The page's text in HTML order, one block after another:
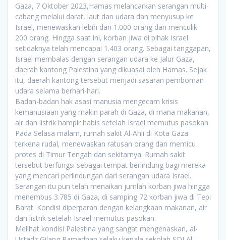
Gaza, 7 Oktober 2023,Hamas melancarkan serangan multi-
cabang melalui darat, laut dan udara dan menyusup ke
Israel, menewaskan lebih dari 1.000 orang dan menculik
200 orang. Hingga saat ini, korban jiwa di pihak Israel
setidaknya telah mencapai 1.403 orang. Sebagai tanggapan,
Israel membalas dengan serangan udara ke Jalur Gaza,
daerah kantong Palestina yang dikuasai oleh Hamas. Sejak
itu, daerah kantong tersebut menjadi sasaran pemboman
udara selama berhari-hari.
Badan-badan hak asasi manusia mengecam krisis
kemanusiaan yang makin parah di Gaza, di mana makanan,
air dan listrik hampir habis setelah Israel memutus pasokan.
Pada Selasa malam, rumah sakit Al-Ahli di Kota Gaza
terkena rudal, menewaskan ratusan orang dan memicu
protes di Timur Tengah dan sekitarnya. Rumah sakit
tersebut berfungsi sebagai tempat berlindung bagi mereka
yang mencari perlindungan dari serangan udara Israel.
Serangan itu pun telah menaikan jumlah korban jiwa hingga
menembus 3.785 di Gaza, di samping 72 korban jiwa di Tepi
Barat. Kondisi diperparah dengan kelangkaan makanan, air
dan listrik setelah Israel memutus pasokan.
Melihat kondisi Palestina yang sangat mengenaskan, al-